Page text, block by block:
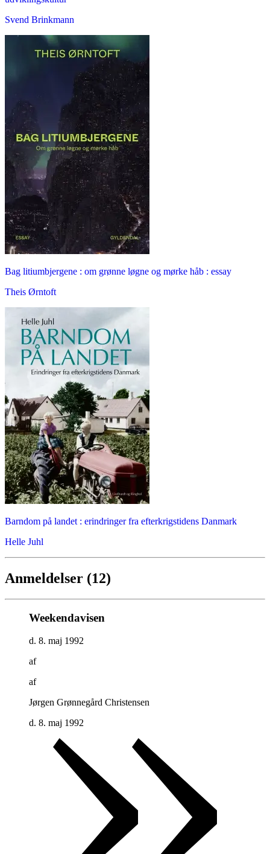
Svend Brinkmann
Bag litiumbjergene : om grønne løgne og mørke håb : essay
Theis Ørntoft
Barndom på landet : erindringer fra efterkrigstidens Danmark
Helle Juhl
Anmeldelser (12)
Weekendavisen
d. 8. maj 1992
af
af
Jørgen Grønnegård Christensen
d. 8. maj 1992